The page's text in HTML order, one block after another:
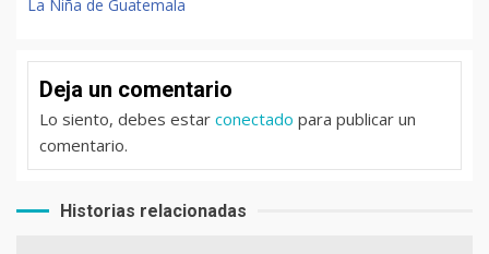
La Niña de Guatemala
Deja un comentario
Lo siento, debes estar conectado para publicar un
comentario.
Historias relacionadas